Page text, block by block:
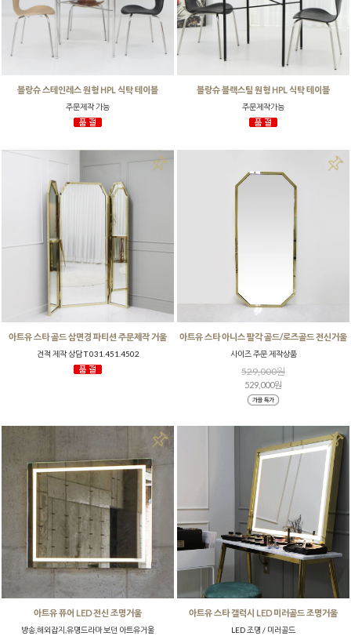
블랑슈 스테인레스 원형 HPL 식탁 테이블
주문제작 가능
블랑슈 블랙스틸 원형 HPL 식탁 테이블
주문제작가능
아트유 스타 골드 삼면경 파티션 주문제작 거울
견적 제작 상담 T 031.451.4502
아트유 스타 아니스 팔각 골드/로즈골드 전신거울
사이즈 주문 제작상품
529,000원
529,000원
아트유 퓨어 LED 전신 조명거울
방송,해외잡지,유명드라마 보던 아트유거울
아트유 스타 갤럭시 LED 미러골드 조명거울
LED 조명 / 미러골드